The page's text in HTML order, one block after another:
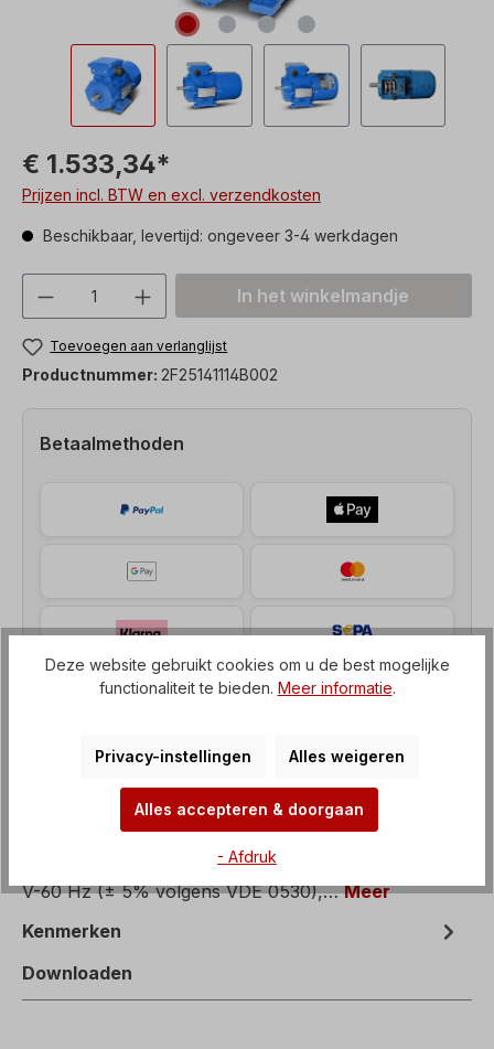
€ 1.533,34*
Prijzen incl. BTW en excl. verzendkosten
Beschikbaar, levertijd: ongeveer 3-4 werkdagen
Producthoeveelheid: Voer de
In het winkelmandje
Toevoegen aan verlanglijst
Productnummer: 2F25141114B002
Betaalmethoden
Remmotor, Vermogen= 7,5 kW, Snelheid= 1500
tpm, Spanning= 3 x 400/690 V-50 Hz, 3 x 460/795
V-60 Hz (± 5% volgens VDE 0530),…Meer
Kenmerken
Downloaden
Deze website gebruikt cookies om u de best mogelijke
functionaliteit te bieden. Meer informatie.
Privacy-instellingen Alles weigeren
Alles accepteren & doorgaan
- Afdruk